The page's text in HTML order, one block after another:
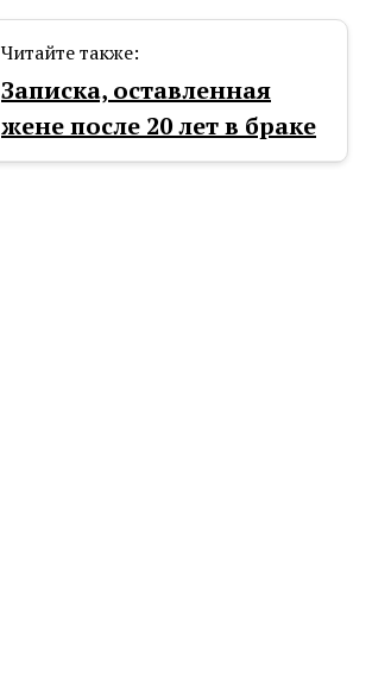
Читайте также:
Записка, оставленная
жене после 20 лет в браке